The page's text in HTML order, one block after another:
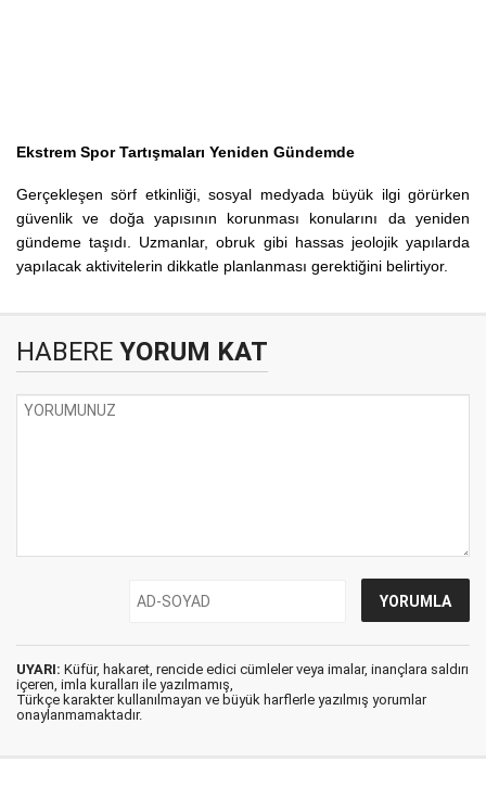
Ekstrem Spor Tartışmaları Yeniden Gündemde
Gerçekleşen sörf etkinliği, sosyal medyada büyük ilgi görürken
güvenlik ve doğa yapısının korunması konularını da yeniden
gündeme taşıdı. Uzmanlar, obruk gibi hassas jeolojik yapılarda
yapılacak aktivitelerin dikkatle planlanması gerektiğini belirtiyor.
HABERE YORUM KAT
UYARI: Küfür, hakaret, rencide edici cümleler veya imalar, inançlara saldırı
içeren, imla kuralları ile yazılmamış,
Türkçe karakter kullanılmayan ve büyük harflerle yazılmış yorumlar
onaylanmamaktadır.